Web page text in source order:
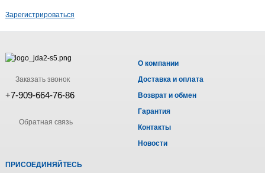
Зарегистрироваться
Заказать звонок
+7-909-664-76-86
Обратная связь
О компании
Доставка и оплата
Возврат и обмен
Гарантия
Контакты
Новости
ПРИСОЕДИНЯЙТЕСЬ